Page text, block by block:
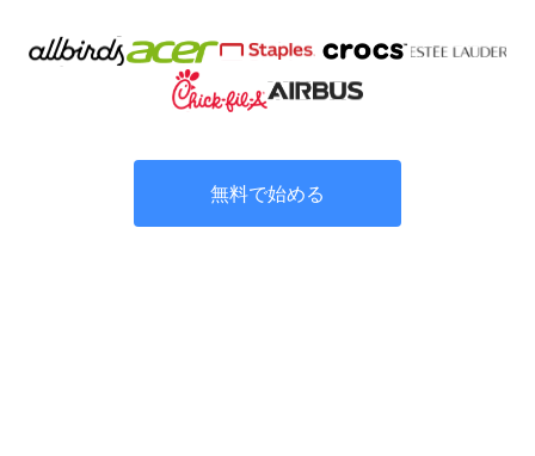
無料で始める